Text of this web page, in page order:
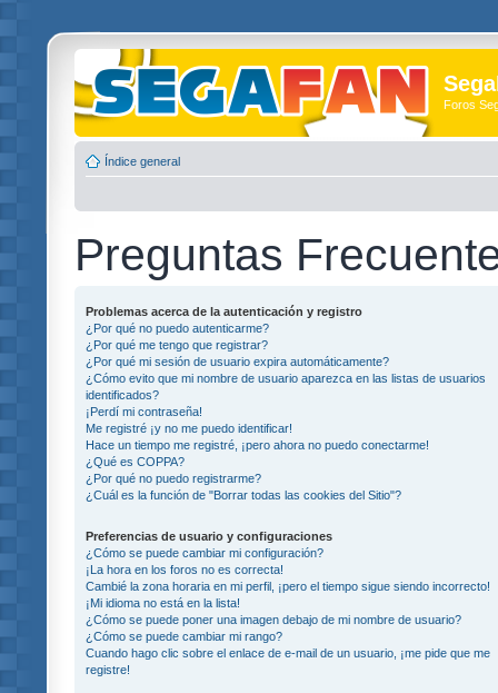
Foros
Índice general
Preguntas
Problemas acerca de la autenticación y registro
¿Por qué no puedo autenticarme?
¿Por qué me tengo que registrar?
¿Por qué mi sesión de usuario expira automáticamente?
¿Cómo evito que mi nombre de usuario aparezca en las listas de usuarios
identificados?
¡Perdí mi contraseña!
Me registré ¡y no me puedo identificar!
Hace un tiempo me registré, ¡pero ahora no puedo conectarme!
¿Qué es COPPA?
¿Por qué no puedo registrarme?
¿Cuál es la función de "Borrar todas las cookies del Sitio"?
Preferencias de usuario y configuraciones
¿Cómo se puede cambiar mi configuración?
¡La hora en los foros no es correcta!
Cambié la zona horaria en mi perfil, ¡pero el tiempo sigue siendo incorrecto!
¡Mi idioma no está en la lista!
¿Cómo se puede poner una imagen debajo de mi nombre de usuario?
¿Cómo se puede cambiar mi rango?
Cuando hago clic sobre el enlace de e-mail de un usuario, ¡me pide que me
registre!